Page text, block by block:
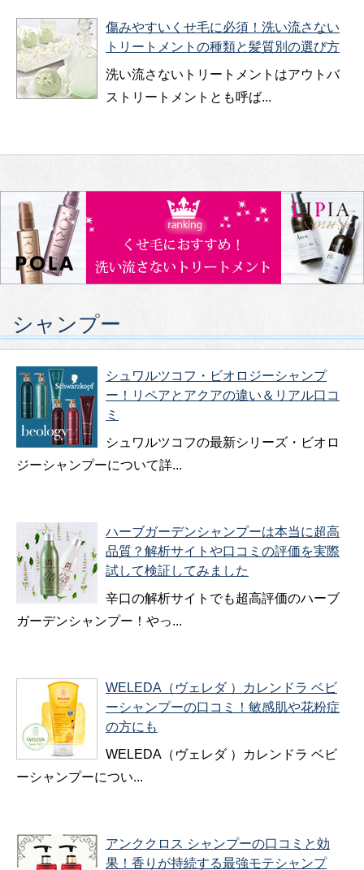
傷みやすいくせ毛に必須！洗い流さない
トリートメントの種類と髪質別の選び方
洗い流さないトリートメントはアウトバ
ストリートメントとも呼ば...
シャンプー
シュワルツコフ・ビオロジーシャンプ
ー！リペアとアクアの違い＆リアル口コ
ミ
シュワルツコフの最新シリーズ・ビオロ
ジーシャンプーについて詳...
ハーブガーデンシャンプーは本当に超高
品質？解析サイトや口コミの評価を実際
試して検証してみました
辛口の解析サイトでも超高評価のハーブ
ガーデンシャンプー！やっ...
WELEDA（ヴェレダ ）カレンドラ ベビ
ーシャンプーの口コミ！敏感肌や花粉症
の方にも
WELEDA（ヴェレダ ）カレンドラ ベビ
ーシャンプーについ...
アンククロス シャンプーの口コミと効
果！香りが持続する最強モテシャンプ